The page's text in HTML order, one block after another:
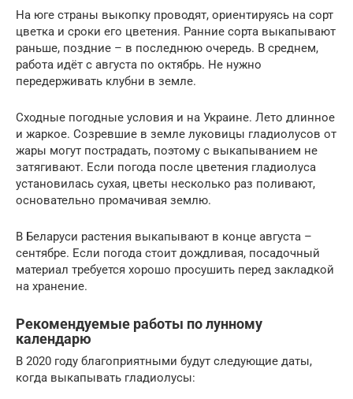
На юге страны выкопку проводят, ориентируясь на сорт
цветка и сроки его цветения. Ранние сорта выкапывают
раньше, поздние – в последнюю очередь. В среднем,
работа идёт с августа по октябрь. Не нужно
передерживать клубни в земле.
Сходные погодные условия и на Украине. Лето длинное
и жаркое. Созревшие в земле луковицы гладиолусов от
жары могут пострадать, поэтому с выкапыванием не
затягивают. Если погода после цветения гладиолуса
установилась сухая, цветы несколько раз поливают,
основательно промачивая землю.
В Беларуси растения выкапывают в конце августа –
сентябре. Если погода стоит дождливая, посадочный
материал требуется хорошо просушить перед закладкой
на хранение.
Рекомендуемые работы по лунному
календарю
В 2020 году благоприятными будут следующие даты,
когда выкапывать гладиолусы: